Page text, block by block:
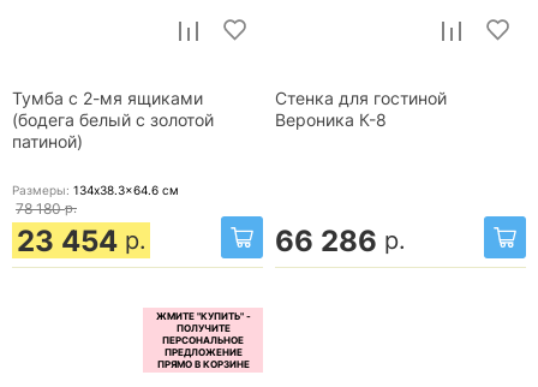
Тумба с 2-мя ящиками
(бодега белый с золотой
патиной)
Размеры: 134x38.3x64.6 см
78 180 р.
23 454 р.
Стенка для гостиной
Вероника К-8
66 286 р.